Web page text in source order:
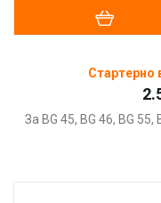
Стартерно
За BG 45, BG 46, BG 55,